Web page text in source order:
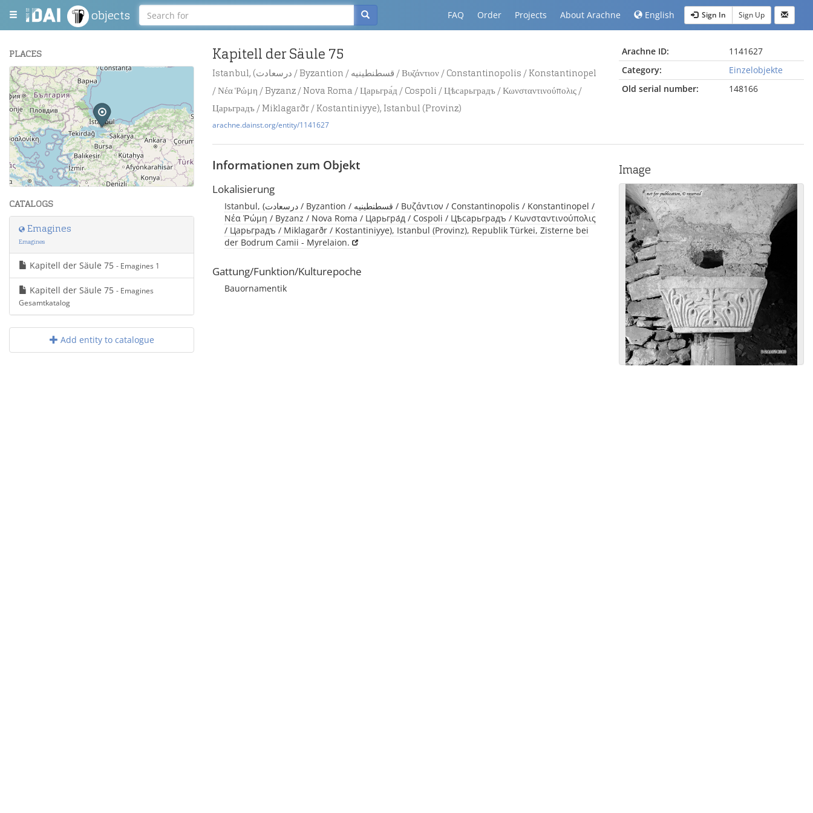
objects FAQ Order Projects About Arachne English Sign In Sign Up
PLACES
+
−
Leaflet| Maps and Data ©OpenStreetMap.
CATALOGS
Emagines
Emagines
Kapitell der Säule 75 - Emagines 1
Kapitell der Säule 75 - Emagines
Gesamtkatalog
Add entity to catalogue
Kapitell der Säule 75
Istanbul, (درسعادت / Byzantion / قسطنطينيه / Βυζάντιον / Constantinopolis / Konstantinopel
/ Νέα Ῥώμη / Byzanz / Nova Roma / Царьгра́д / Cospoli / Цѣсарьградъ / Κωνσταντινούπολις /
Царьградъ / Miklagarðr / Kostantiniyye), Istanbul (Provinz)
arachne.dainst.org/entity/1141627
Arachne ID:
1141627
Category:
Einzelobjekte
Old serial number:
148166
Informationen zum Objekt
Lokalisierung
Istanbul, (درسعادت / Byzantion / قسطنطينيه / Βυζάντιον / Constantinopolis / Konstantinopel /
Νέα Ῥώμη / Byzanz / Nova Roma / Царьгра́д / Cospoli / Цѣсарьградъ / Κωνσταντινούπολις
/ Царьградъ / Miklagarðr / Kostantiniyye), Istanbul (Provinz), Republik Türkei, Zisterne bei
der Bodrum Camii - Myrelaion.
Gattung/Funktion/Kulturepoche
Bauornamentik
Image